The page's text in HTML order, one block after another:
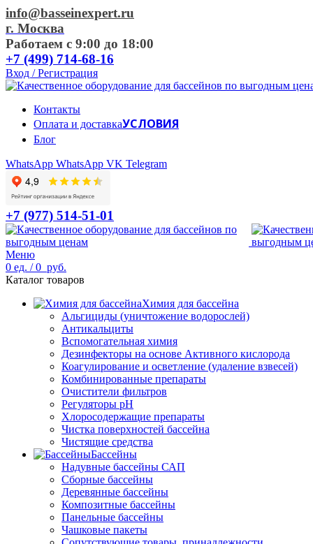
info@basseinexpert.ru
г. Москва
Работаем с 9:00 до 18:00
+7 (499) 714-68-16
Вход / Регистрация
Контакты
Оплата и доставкаУСЛОВИЯ
Блог
WhatsApp WhatsApp VK Telegram
+7 (977) 514-51-01
Меню
0 ед. / 0 руб.
Каталог товаров
Химия для бассейна
Альгициды (уничтожение водорослей)
Антикальциты
Вспомогательная химия
Дезинфекторы на основе Активного кислорода
Коагулирование и осветление (удаление взвесей)
Комбинированные препараты
Очистители фильтров
Регуляторы pH
Хлоросодержащие препараты
Чистка поверхностей бассейна
Чистящие средства
Бассейны
Надувные бассейны САП
Сборные бассейны
Деревянные бассейны
Композитные бассейны
Панельные бассейны
Чашковые пакеты